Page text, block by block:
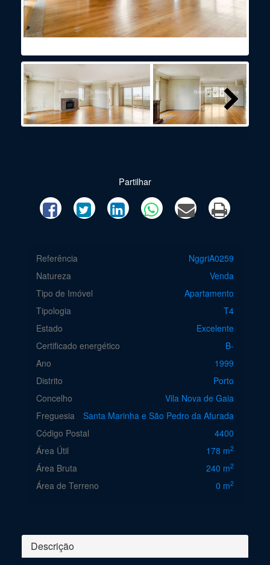
Next
Partilhar
Referência
NggriA0259
Natureza
Venda
Tipo de Imóvel
Apartamento
Tipologia
T4
Estado
Excelente
Certificado energético
B-
Ano
1999
Distrito
Porto
Concelho
Vila Nova de Gaia
Freguesia
Santa Marinha e São Pedro da Afurada
Código Postal
4400
Área Útil
178 m2
Área Bruta 240 m2
Área de Terreno 0 m2
Descrição